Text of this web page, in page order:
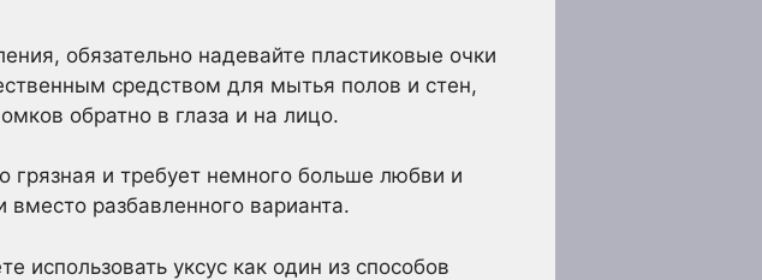
обязательно надевайте пластиковые очки
средством для мытья полов и стен,
обратно в глаза и на лицо.
грязная и требует немного больше любви и
разбавленного варианта.
уксус как один из способов